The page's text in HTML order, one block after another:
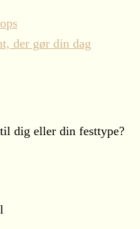
der gør din dag
dig eller din festtype?